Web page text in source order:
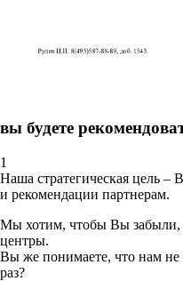
вы будете
1
Наша стратегическая цель
и рекомендации партнерам.
Мы хотим, чтобы Вы забыли,
центры.
Вы же понимаете, что нам не
раз?